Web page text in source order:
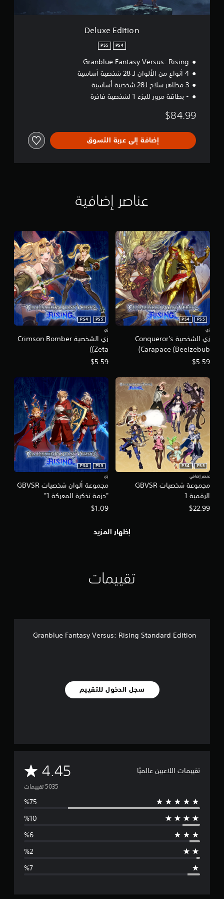
n
Deluxe Edition
PS4
PS5
Granblue Fantasy Versus: Rising
4 أنواع من الألوان لـ 28 شخصية أساسية
3 مظاهر سلاح لـ28 شخصية أساسية
- بطاقة مرور للجزء 1 لشخصية فاخرة
$84.99
إضافة إلى عربة التسوق
عناصر إضافية
زي الشخصية Conqueror's
Carapace (Beelzebub)
PS5
PS4
زي
$5.59
زي الشخصية Crimson Bomber
(Zeta)
PS5
PS4
زي
$5.59
مجموعة شخصيات GBVSR
الرقمية 1
PS5
PS4
عنصر إضافي
$22.99
مجموعة ألوان شخصيات GBVSR
"حزمة تذكرة المعركة 1"
PS5
PS4
زي
$1.09
إظهار المزيد
تقييمات
Granblue Fantasy Versus: Rising Standard Edition
سجل الدخول للتقييم
تقييمات اللاعبين عالميًا 4.45م
ت
و
س